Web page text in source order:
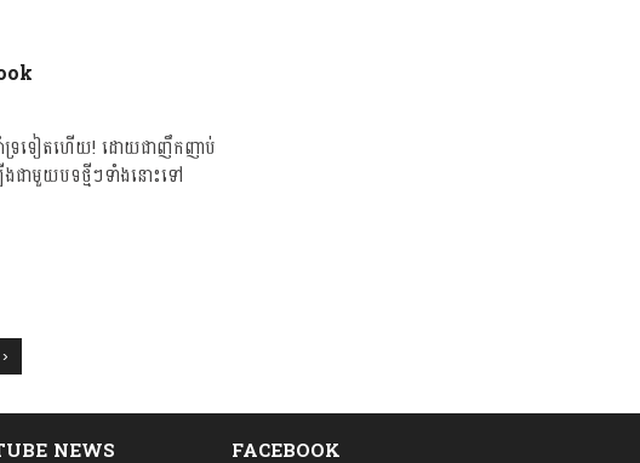
ាំទ្រទៀតហើយ! ដោយជាញឹកញាប់
ាមួយបទថ្មីៗទាំងនោះទៅ
›
NEWS FACEBOOK